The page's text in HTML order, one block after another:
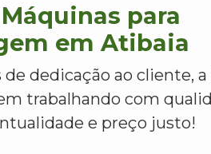
para
em Atibaia
de dedicação ao cliente, a
trabalhando com
e preço justo!